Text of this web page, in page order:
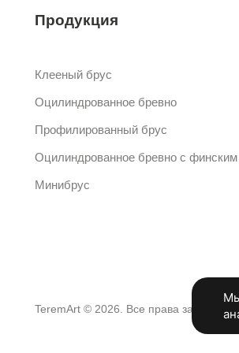
Продукция
Клееный брус
Оцилиндрованное бревно
Профилированный брус
Оцилиндрованное бревно с
Минибрус
TeremArt © 2026. Все права защищены